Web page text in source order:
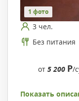
1 фото
3 чел.
Без питания
от 5 200 Р/
Показать